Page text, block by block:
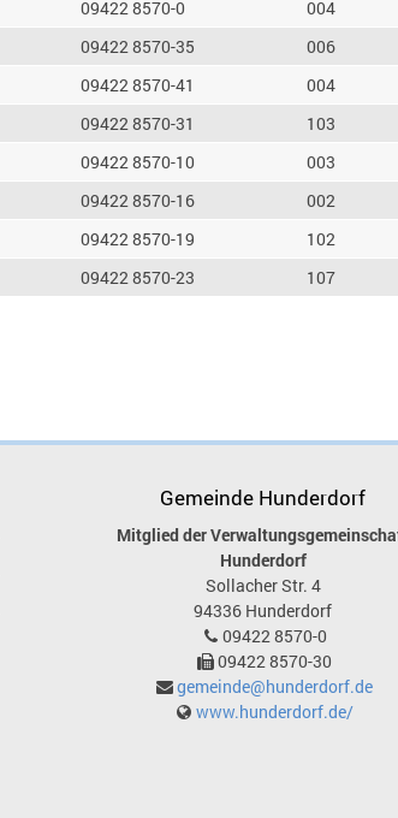
09422 8570-0 004
09422 8570-35 006
09422 8570-41 004
09422 8570-31 103
09422 8570-10 003
09422 8570-16 002
09422 8570-19 102
09422 8570-23 107
Gemeinde Hunderdorf
Mitglied der
Hunderdorf
Sollacher Str. 4
94336 Hunderdorf
09422 8570-0
09422 8570-30
gemeinde@hunderdorf.de
www.hunderdorf.de/